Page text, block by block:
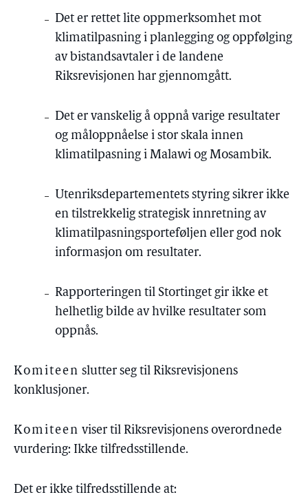
Det er rettet lite oppmerksomhet mot
klimatilpasning i planlegging og oppfølging
av bistandsavtaler i de landene
Riksrevisjonen har gjennomgått.
Det er vanskelig å oppnå varige resultater
og måloppnåelse i stor skala innen
klimatilpasning i Malawi og Mosambik.
Utenriksdepartementets styring sikrer ikke
en tilstrekkelig strategisk innretning av
klimatilpasningsporteføljen eller god nok
informasjon om resultater.
Rapporteringen til Stortinget gir ikke et
helhetlig bilde av hvilke resultater som
oppnås.
Komiteen slutter seg til Riksrevisjonens
konklusjoner.
Komiteen viser til Riksrevisjonens overordnede
vurdering: Ikke tilfredsstillende.
Det er ikke tilfredsstillende at: